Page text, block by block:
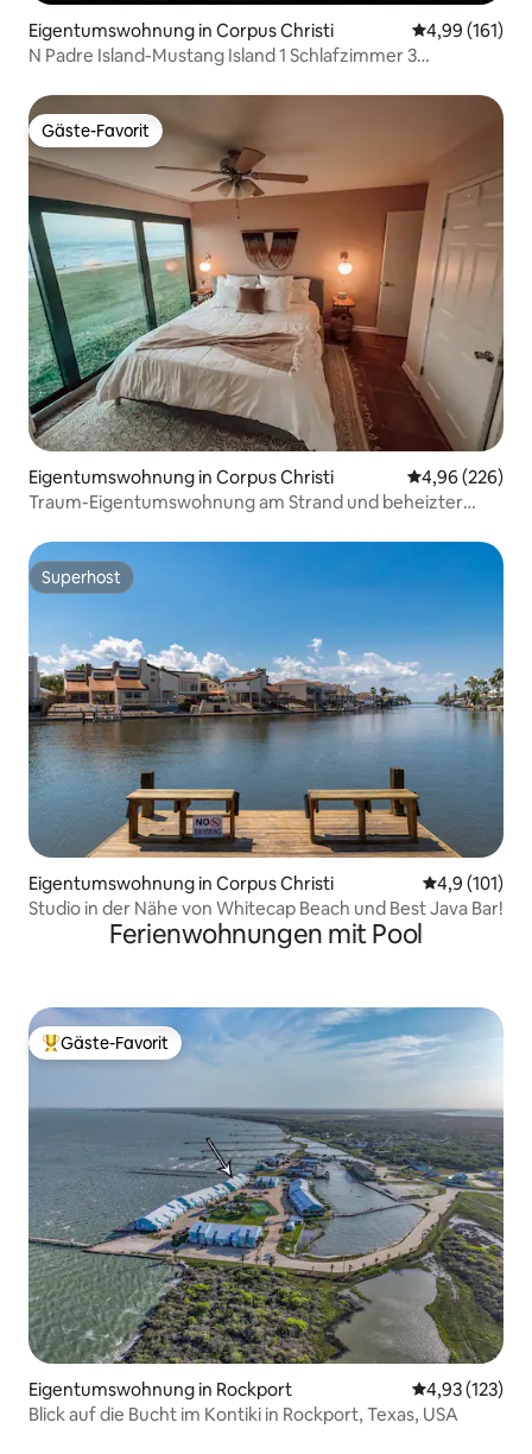
Eigentumswohnung in Corpus Christi
4,99 (161)
N Padre Island-Mustang Island 1 Schlafzimmer 3
Gäste-Favorit
Gäste-Favorit
Eigentumswohnung in Corpus Christi
4,96 (226)
Traum-Eigentumswohnung am Strand und beheizter
Superhost
Superhost
Eigentumswohnung in Corpus Christi
4,9 (101)
Studio in der Nähe von Whitecap Beach und Best Java Bar!
Ferienwohnungen mit Pool
Beliebter Gäste-Favorit.
Gäste-Favorit
Eigentumswohnung in Rockport
4,93 (123)
Blick auf die Bucht im Kontiki in Rockport, Texas, USA